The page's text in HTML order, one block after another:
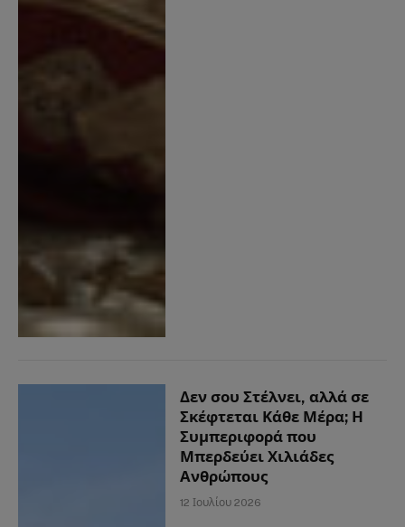
Δεν σου Στέλνει, αλλά σε
Σκέφτεται Κάθε Μέρα; Η
Συμπεριφορά που
Μπερδεύει Χιλιάδες
Ανθρώπους
12 Ιουλίου 2026